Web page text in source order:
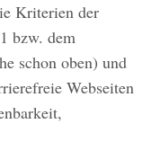
Kriterien der
bzw. dem
schon oben) und
Webseiten